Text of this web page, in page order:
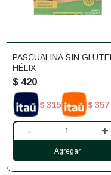
PASCUALINA SIN
HÉLIX
$ 420
$ 315 $ 357
- +